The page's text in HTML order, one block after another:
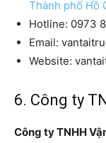
Thành phố Hồ
Hotline: 0973
Email:
Website:
6. Công ty
Công ty TNHH